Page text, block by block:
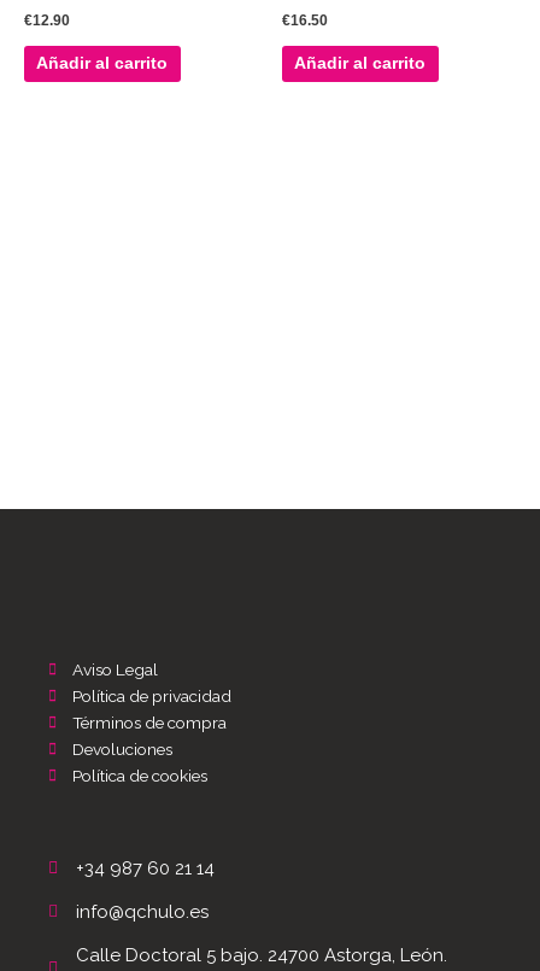
€12.90
Añadir al carrito
€16.50
Añadir al carrito
Aviso Legal
Política de privacidad
Términos de compra
Devoluciones
Política de cookies
+34 987 60 21 14
info@qchulo.es
Calle Doctoral 5 bajo. 24700 Astorga, León.